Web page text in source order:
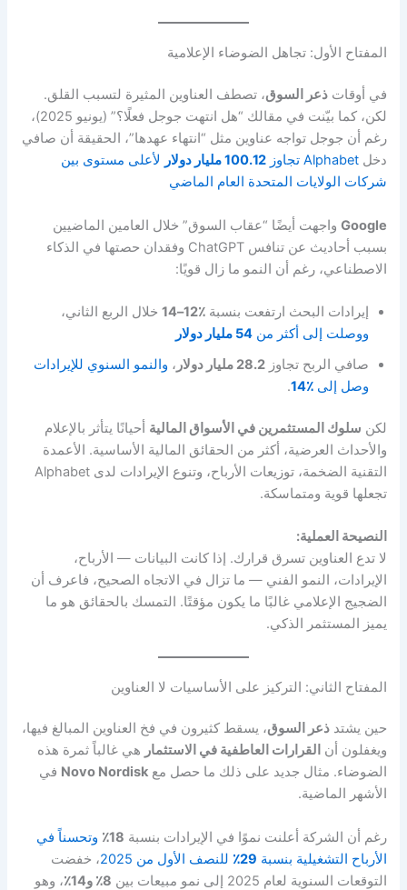
المفتاح الأول: تجاهل الضوضاء الإعلامية
في أوقاتذعر السوق، تصطف العناوين المثيرة لتسبب القلق.
لكن، كما بيّنت في مقالك “هل انتهت جوجل فعلًا؟” (يونيو 2025)،
رغم أن جوجل تواجه عناوين مثل “انتهاء عهدها”، الحقيقة أن صافي
دخل Alphabet تجاوز 100.12 مليار دولار
لأعلى مستوى بين
شركات الولايات المتحدة العام الماضي
Google واجهت أيضًا “عقاب السوق” خلال العامين الماضيين
بسبب أحاديث عن تنافس ChatGPT وفقدان حصتها في الذكاء
الاصطناعي، رغم أن النمو ما زال قويًا:
إيرادات البحث ارتفعت بنسبة٪12–14
خلال الربع الثاني،
ووصلت إلى أكثر من54 مليار دولار
صافي الربح تجاوز28.2 مليار دولار ، والنمو السنوي للإيرادات
وصل إلى٪14 .
لكن سلوك المستثمرين في الأسواق المالية أحيانًا يتأثر بالإعلام
والأحداث العرضية، أكثر من الحقائق المالية الأساسية. الأعمدة
التقنية الضخمة، توزيعات الأرباح، وتنوع الإيرادات لدى Alphabet
تجعلها قوية ومتماسكة.
النصيحة العملية:
لا تدع العناوين تسرق قرارك. إذا كانت البيانات — الأرباح،
الإيرادات، النمو الفني — ما تزال في الاتجاه الصحيح، فاعرف أن
الضجيج الإعلامي غالبًا ما يكون مؤقتًا. التمسك بالحقائق هو ما
يميز المستثمر الذكي.
المفتاح الثاني: التركيز على الأساسيات لا العناوين
حين يشتدذعر السوق، يسقط كثيرون في فخ العناوين المبالغ فيها،
ويغفلون أن القرارات العاطفية في الاستثمار هي غالباً ثمرة هذه
الضوضاء. مثال جديد على ذلك ما حصل معNovo Nordisk في
الأشهر الماضية.
رغم أن الشركة أعلنت نموًا في الإيرادات بنسبة 18٪
وتحسناً في
الأرباح التشغيلية بنسبة 29٪ للنصف الأول من 2025
، خفضت
التوقعات السنوية لعام 2025 إلى نمو مبيعات بين
8٪ و14٪
، وهو